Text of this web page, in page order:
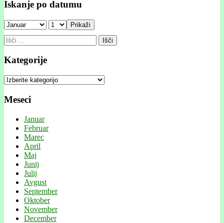
Iskanje po datumu
Prikaži
Išči:
Kategorije
Kategorije
Meseci
Januar
Februar
Marec
April
Maj
Junij
Julij
Avgust
September
Oktober
November
December